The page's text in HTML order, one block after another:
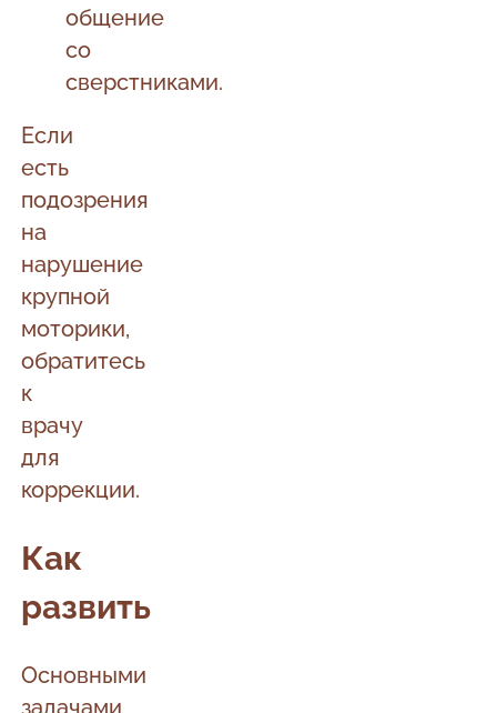
общение
со
сверстниками.
Если
есть
подозрения
на
нарушение
крупной
моторики,
обратитесь
к
врачу
для
коррекции.
Как
развить
Основными
задачами